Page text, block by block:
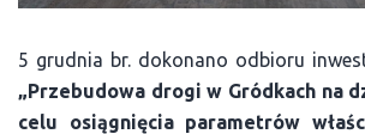
5 grudnia br. dokonano odbioru
„Przebudowa drogi w Gródkach na
celu osiągnięcia parametrów